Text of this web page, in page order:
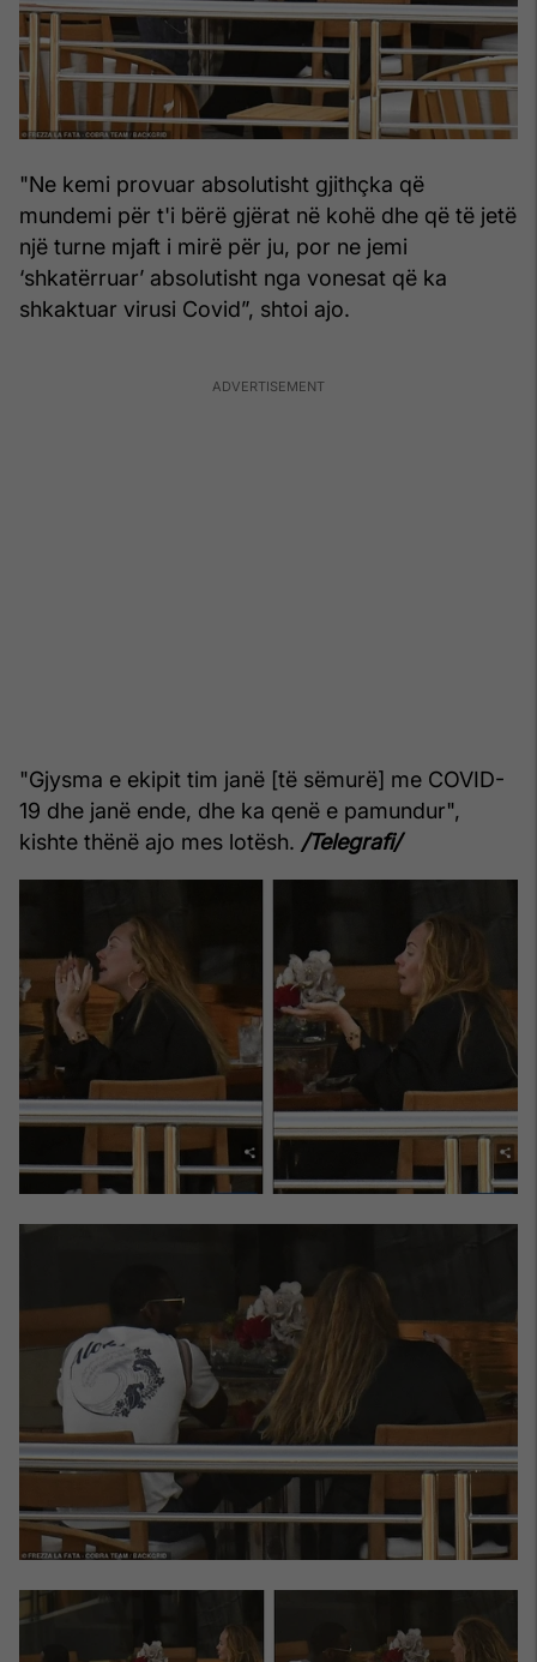
"Ne kemi provuar absolutisht gjithçka që
mundemi për t'i bërë gjërat në kohë dhe që të jetë
një turne mjaft i mirë për ju, por ne jemi
‘shkatërruar’ absolutisht nga vonesat që ka
shkaktuar virusi Covid”, shtoi ajo.
"Gjysma e ekipit tim janë [të sëmurë] me COVID-
19 dhe janë ende, dhe ka qenë e pamundur",
kishte thënë ajo mes lotësh. /Telegrafi/